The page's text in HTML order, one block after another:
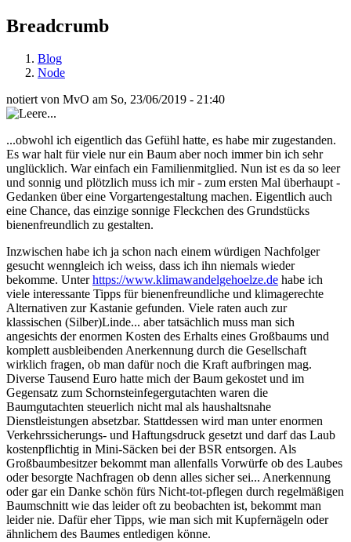
Breadcrumb
Blog
Node
notiert von MvO am So, 23/06/2019 - 21:40
...obwohl ich eigentlich das Gefühl hatte, es habe mir zugestanden.
Es war halt für viele nur ein Baum aber noch immer bin ich sehr
unglücklich. War einfach ein Familienmitglied. Nun ist es da so leer
und sonnig und plötzlich muss ich mir - zum ersten Mal überhaupt -
Gedanken über eine Vorgartengestaltung machen. Eigentlich auch
eine Chance, das einzige sonnige Fleckchen des Grundstücks
bienenfreundlich zu gestalten.
Inzwischen habe ich ja schon nach einem würdigen Nachfolger
gesucht wenngleich ich weiss, dass ich ihn niemals wieder
bekomme. Unterhttps://www.klimawandelgehoelze.de habe ich
viele interessante Tipps für bienenfreundliche und klimagerechte
Alternativen zur Kastanie gefunden. Viele raten auch zur
klassischen (Silber)Linde... aber tatsächlich muss man sich
angesichts der enormen Kosten des Erhalts eines Großbaums und
komplett ausbleibenden Anerkennung durch die Gesellschaft
wirklich fragen, ob man dafür noch die Kraft aufbringen mag.
Diverse Tausend Euro hatte mich der Baum gekostet und im
Gegensatz zum Schornsteinfegergutachten waren die
Baumgutachten steuerlich nicht mal als haushaltsnahe
Dienstleistungen absetzbar. Stattdessen wird man unter enormen
Verkehrssicherungs- und Haftungsdruck gesetzt und darf das Laub
kostenpflichtig in Mini-Säcken bei der BSR entsorgen. Als
Großbaumbesitzer bekommt man allenfalls Vorwürfe ob des Laubes
oder besorgte Nachfragen ob denn alles sicher sei... Anerkennung
oder gar ein Danke schön fürs Nicht-tot-pflegen durch regelmäßigen
Baumschnitt wie das leider oft zu beobachten ist, bekommt man
leider nie. Dafür eher Tipps, wie man sich mit Kupfernägeln oder
ähnlichem des Baumes entledigen könne.